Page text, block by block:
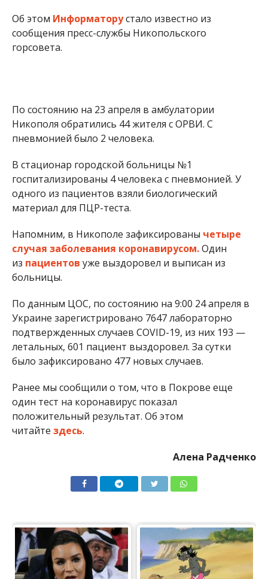
Об этом Информаторустало известно из
сообщения пресс-службы Никопольского
горсовета.
По состоянию на 23 апреля в амбулатории
Никополя обратились 44 жителя с ОРВИ. С
пневмонией было 2 человека.
В стационар городской больницы №1
госпитализированы 4 человека с пневмонией. У
одного из пациентов взяли биологический
материал для ПЦР-теста.
Напомним, в Никополе зафиксированы четыре
случая заболевания коронавирусом.Один
из пациентов уже выздоровел и выписан из
больницы.
По данным ЦОС, по состоянию на 9:00 24 апреля в
Украине зарегистрировано 7647 лабораторно
подтвержденных случаев COVID-19, из них 193 —
летальных, 601 пациент выздоровел. За сутки
было зафиксировано 477 новых случаев.
Ранее мы сообщили о том, что в Покрове еще
один тест на коронавирус показал
положительный результат. Об этом
читайте здесь.
Алена Радченко